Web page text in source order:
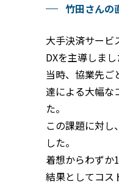
竹田さんの
大手決済サービ
DXを主導しまし
当時、協業先
達による大幅な
た。
この課題に対
した。
着想からわずか
結果としてコス